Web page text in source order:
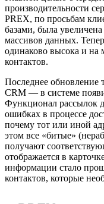
производительности
PREX, по просьбам
базами, была
массивов данных.
одинаково высока и на
контактов.
Последнее обновление
CRM — в системе
Функционал рассылок
ошибках в процессе
почему тот или иной
этом все «битые»
получают
отображается в
информации стало
контактов, которые